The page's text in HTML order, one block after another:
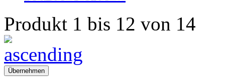
Produkt 1 bis 12 von 14